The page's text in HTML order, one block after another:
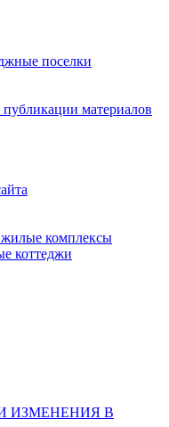
поселки
публикации материалов
жилые комплексы
коттеджи
ИЗМЕНЕНИЯ В